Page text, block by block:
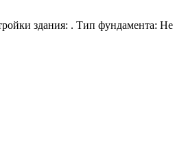
здания: . Тип фундамента: Не